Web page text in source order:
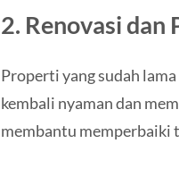
2. Renovasi
Properti yang sudah
kembali nyaman dan
membantu memperbaiki